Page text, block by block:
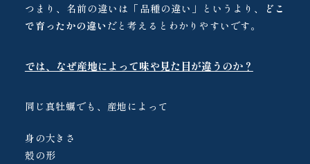
つまり、名前の違いは「品種の違い」というより、
どこ
で育ったかの違い だと考えるとわかりやすいです。
では、なぜ産地によって味や見た目が違うのか？
同じ真牡蠣でも、産地によって
身の大きさ
殻の形